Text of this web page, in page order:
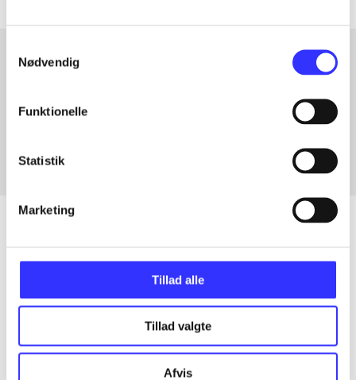
Nødvendig
Funktionelle
Statistik
Marketing
Tillad alle
Tillad valgte
Afvis
Fra
Alle registrerede artikler fordelt på udgivelser